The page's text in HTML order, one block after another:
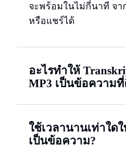
จะพร้อมในไม่กี่นาที จ
หรือแชร์ได้
อะไรทำให้
MP3 เป็นข้อความ
ใช้เวลานานเท่าใด
เป็นข้อความ?